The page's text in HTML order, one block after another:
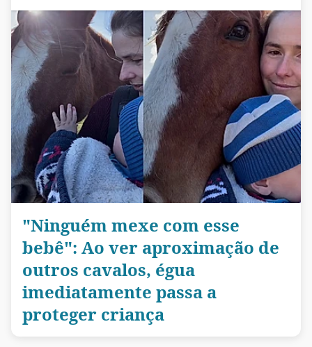
"Ninguém mexe com esse
bebê": Ao ver aproximação de
outros cavalos, égua
imediatamente passa a
proteger criança